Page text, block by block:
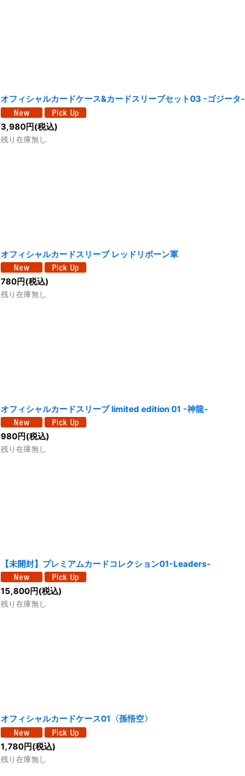
オフィシャルカードケース&カードスリーブセット03 -ゴジータ-
3,980円(税込)
残り在庫無し
オフィシャルカードスリーブ レッドリボーン軍
780円(税込)
残り在庫無し
オフィシャルカードスリーブ limited edition 01 -神龍-
980円(税込)
残り在庫無し
【未開封】プレミアムカードコレクション01-Leaders-
15,800円(税込)
残り在庫無し
オフィシャルカードケース01〈孫悟空〉
1,780円(税込)
残り在庫無し